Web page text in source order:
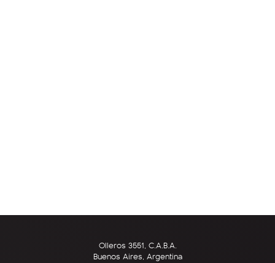
Olleros 3551, C.A.B.A.
Buenos Aires, Argentina